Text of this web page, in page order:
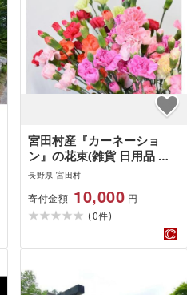
宮田村産『カーネーショ
ン』の花束(雑貨 日用品 花
植物 人気 フラワー プレゼ
り物 誕生日 記念日 母 イン
テリア 色鮮やか デコレーシ
ョン 上伊那 宮田村 長野 信
州)
長野県 宮田村
寄付金額 10,000 円
(0件)